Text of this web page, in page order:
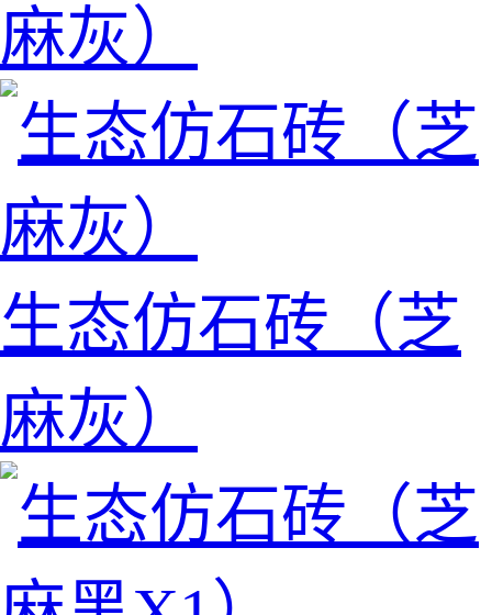
麻灰）
生态仿石砖（芝
麻灰）